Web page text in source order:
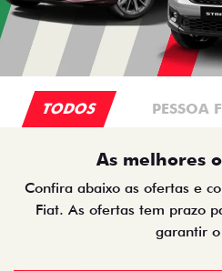
TODOS PESSOA
As melhores
Confira abaixo as ofertas e
Fiat. As ofertas tem prazo
garantir